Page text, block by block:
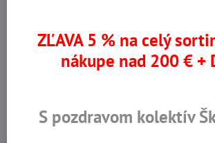
Na outdoor prácu sú ideálne zateplené alebo
dielne či skladu sa hodia ľahké montérkové
Čím viac praktických priehradiek, tým
pri používaní náradia.
ZĽAVA 5 % na celý
nákupe nad 200 € +
S pozdravom kolektív